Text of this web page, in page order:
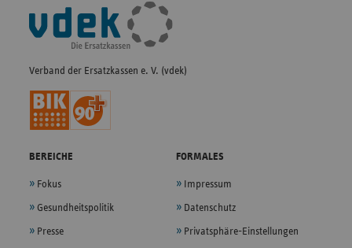
Fußleisten-
Navigation
Verband der Ersatzkassen e. V. (vdek)
BEREICHE
Fokus
Gesundheitspolitik
Presse
FORMALES
Impressum
Datenschutz
Privatsphäre-Einstellungen